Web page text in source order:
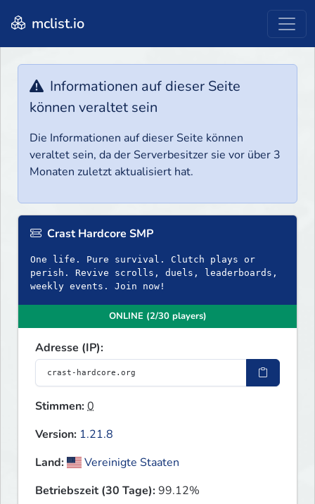
mclist.io
Informationen auf dieser Seite
können veraltet sein
Die Informationen auf dieser Seite können
veraltet sein, da der Serverbesitzer sie vor über 3
Monaten zuletzt aktualisiert hat.
Crast Hardcore SMP
One life. Pure survival. Clutch plays or
perish. Revive scrolls, duels, leaderboards,
ONLINE (2/30 players)
Adresse (IP):
Stimmen:0
Version: 1.21.8
Land:
Vereinigte Staaten
Betriebszeit (30 Tage):99.12%